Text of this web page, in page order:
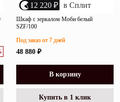
12 220 ₽ в Сплит
Шкаф с зеркалом Моби белый
SZF/100
48 880 ₽
Под заказ от 7 дней
В корзину
Купить в 1 клик